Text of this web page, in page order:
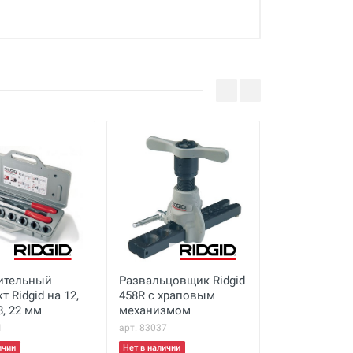
дюйм
Ridgid на 12,
22 мм
Развальцовщик Ridgid
458R с храповым
механизмом
арт. 83037
Нет в наличии